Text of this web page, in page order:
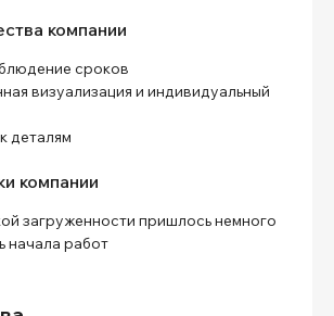
компании
сроков
визуализация и индивидуальный
деталям
компании
загруженности пришлось немного
начала работ